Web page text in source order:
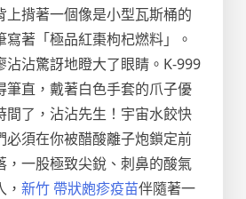
上揹著一個像是小型瓦斯桶的
寫著「極品紅棗枸杞燃料」。
沾驚訝地瞪大了眼睛。K-999
筆直，戴著白色手套的爪子優
間了，沾沾先生！宇宙水餃快
必須在你被醋酸離子炮鎖定前
，一股極致尖銳、刺鼻的酸氣
新竹 帶狀皰疹疫苗伴隨著一